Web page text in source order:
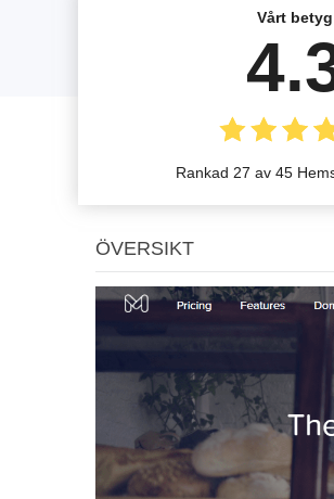
Vårt betyg
Rankad 27 av 45
ÖVERSIKT